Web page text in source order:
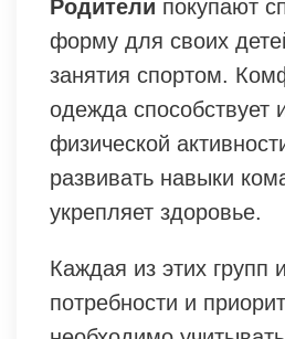
Родители покупают
форму для своих
занятия спортом.
одежда способствует
физической
развивать навыки
укрепляет здоровье.
Каждая из этих групп
потребности и